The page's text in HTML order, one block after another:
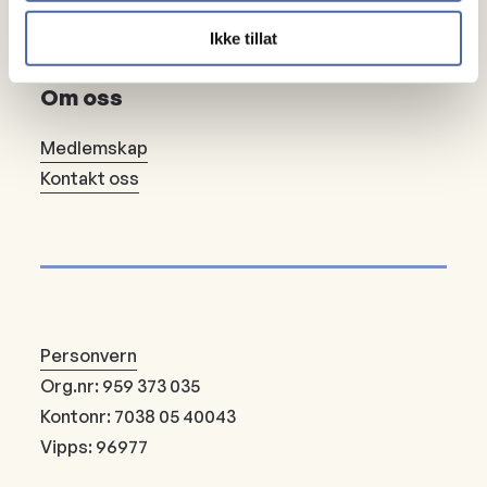
Ikke tillat
Om oss
Medlemskap
Kontakt oss
Personvern
Org.nr: 959 373 035
Kontonr: 7038 05 40043
Vipps: 96977